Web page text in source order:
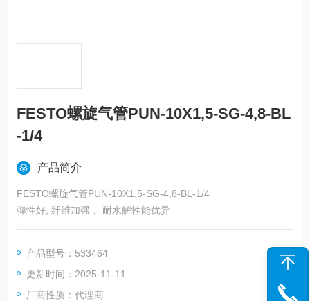
FESTO螺旋气管PUN-10X1,5-SG-4,8-BL
-1/4
产品简介
FESTO螺旋气管PUN-10X1,5-SG-4,8-BL-1/4
弹性好, 纤维加强， 耐水解性能优异
产品型号：533464
更新时间：2025-11-11
厂商性质：代理商